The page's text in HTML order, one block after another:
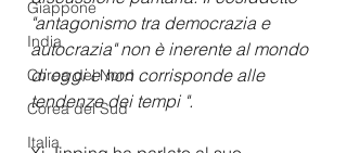
Giappone
India
Corea del Nord
Corea del Sud
Italia
"antagonismo tra democrazia e
autocrazia" non è inerente al mondo
di oggi e non corrisponde alle
tendenze dei tempi ".